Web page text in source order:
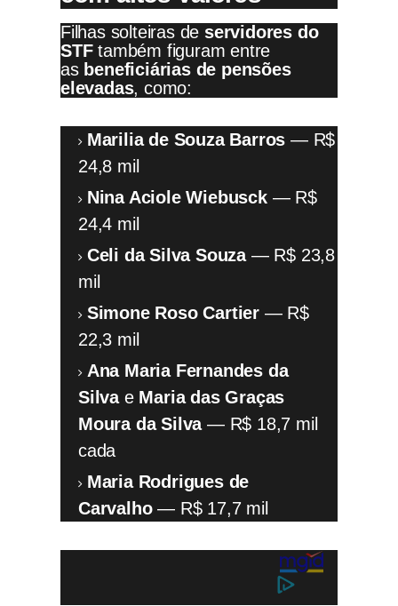
Filhas solteiras de servidores do
STFtambém figuram entre
as beneficiárias de pensões
elevadas, como:
Marilia de Souza Barros — R$
24,8 mil
Nina Aciole Wiebusck— R$
24,4 mil
Celi da Silva Souza— R$ 23,8
mil
Simone Roso Cartier — R$
22,3 mil
Ana Maria Fernandes da
Silvae Maria das Graças
Moura da Silva— R$ 18,7 mil
cada
Maria Rodrigues de
Carvalho— R$ 17,7 mil